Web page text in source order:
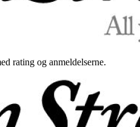
rating og anmeldelserne.